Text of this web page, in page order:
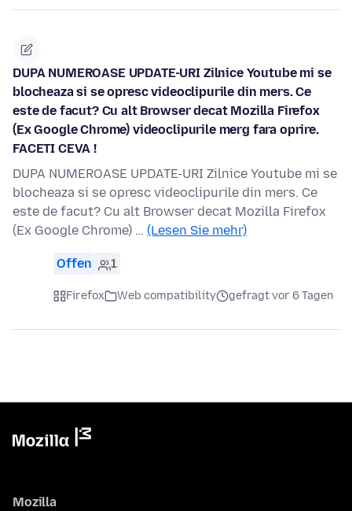
DUPA NUMEROASE UPDATE-URI Zilnice Youtube mi se
blocheaza si se opresc videoclipurile din mers. Ce
este de facut? Cu alt Browser decat Mozilla Firefox
(Ex Google Chrome) videoclipurile merg fara oprire.
FACETI CEVA !
DUPA NUMEROASE UPDATE-URI Zilnice Youtube mi se
blocheaza si se opresc videoclipurile din mers. Ce
este de facut? Cu alt Browser decat Mozilla Firefox
(Ex Google Chrome) … (Lesen Sie mehr)
Offen 1
Firefox Web compatibility gefragt vor 6 Tagen
Mozilla